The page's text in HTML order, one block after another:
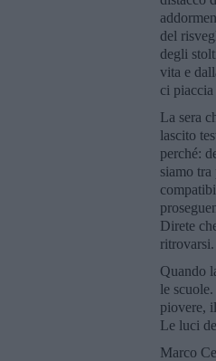
del
degli
vita e
ci
La sera
lascito
perché:
siamo
Direte
Quando
le
piovere,
Le luci
Marco